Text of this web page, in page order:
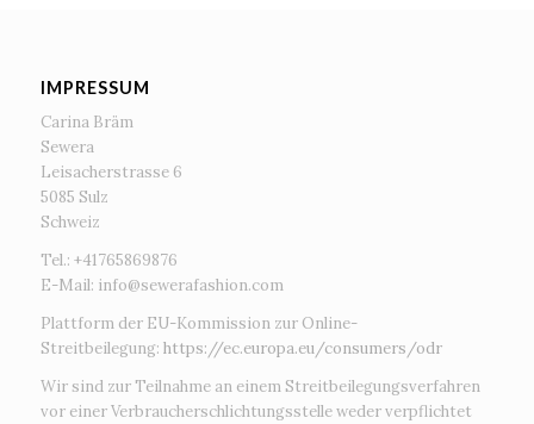
IMPRESSUM
Carina Bräm
Sewera
Leisacherstrasse 6
5085 Sulz
Schweiz
Tel.: +41765869876
E-Mail: info@sewerafashion.com
Plattform der EU-Kommission zur Online-
Streitbeilegung: https://ec.europa.eu/consumers/odr
Wir sind zur Teilnahme an einem Streitbeilegungsverfahren
vor einer Verbraucherschlichtungsstelle weder verpflichtet